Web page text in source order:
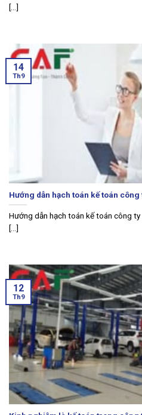
[...]
Hướng dẫn hạch toán kế toán
Hướng dẫn hạch toán kế toán công
[...]
14
Th9
12
Th9